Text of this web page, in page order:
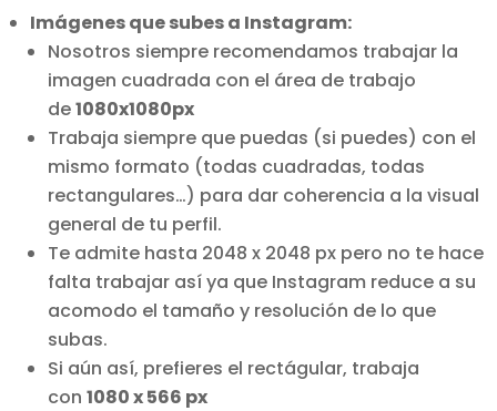
Imágenes que subes a Instagram:
Nosotros siempre recomendamos trabajar la
imagen cuadrada con el área de trabajo
de1080x1080px
Trabaja siempre que puedas (si puedes) con el
mismo formato (todas cuadradas, todas
rectangulares…) para dar coherencia a la visual
general de tu perfil.
Te admite hasta 2048 x 2048 px pero no te hace
falta trabajar así ya que Instagram reduce a su
acomodo el tamaño y resolución de lo que
subas.
Si aún así, prefieres el rectágular, trabaja
con1080 x 566 px